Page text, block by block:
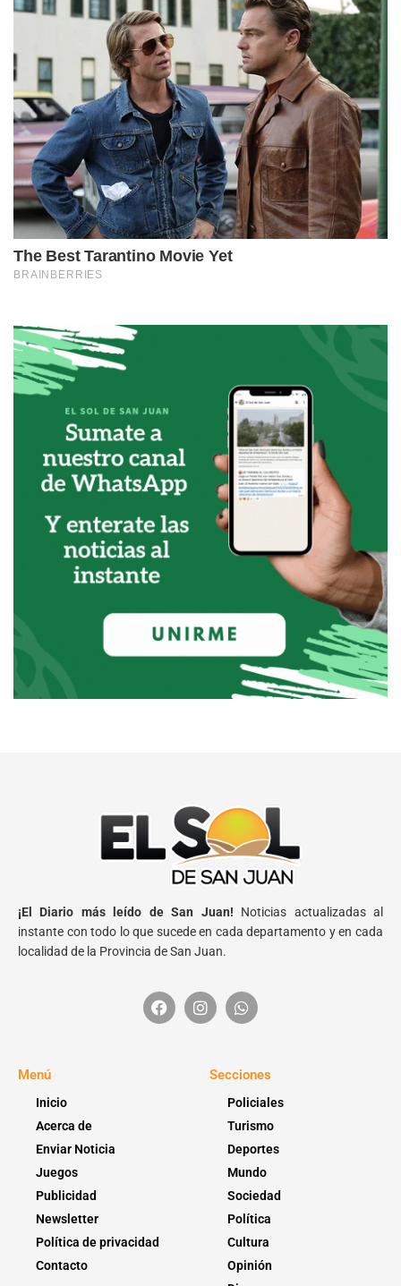
¡El Diario más leído de San Juan! Noticias actualizadas al
instante con todo lo que sucede en cada departamento y en cada
localidad de la Provincia de San Juan.
Menú
Inicio
Acerca de
Enviar Noticia
Juegos
Publicidad
Newsletter
Política de privacidad
Contacto
Secciones
Policiales
Turismo
Deportes
Mundo
Sociedad
Política
Cultura
Opinión